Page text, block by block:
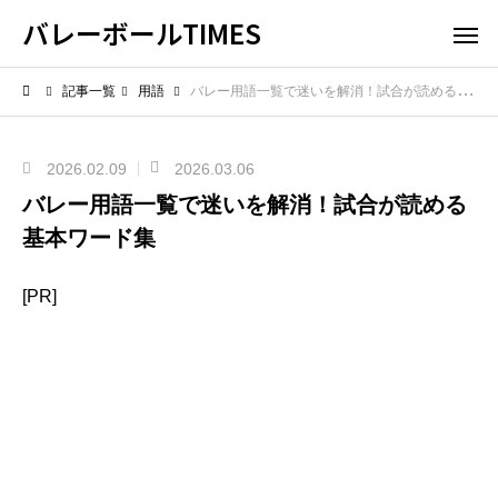
バレーボールTIMES
記事一覧 用語 バレー用語一覧で迷いを解消！試合が読める基本ワード集
2026.02.09 2026.03.06
バレー用語一覧で迷いを解消！試合が読める
基本ワード集
[PR]